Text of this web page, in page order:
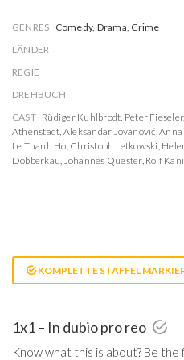
GENRES Comedy, Drama, Crime
LÄNDER
REGIE
DREHBUCH
CAST Rüdiger Kuhlbrodt, Peter Fieseler,
Athenstädt, Aleksandar Jovanović,Anna
Le Thanh Ho, Christoph Letkowski,
Dobberkau, Johannes Quester, Rolf
KOMPLETTE STAFFEL
1x1 – In dubio pro reo
Know what this is about? Be